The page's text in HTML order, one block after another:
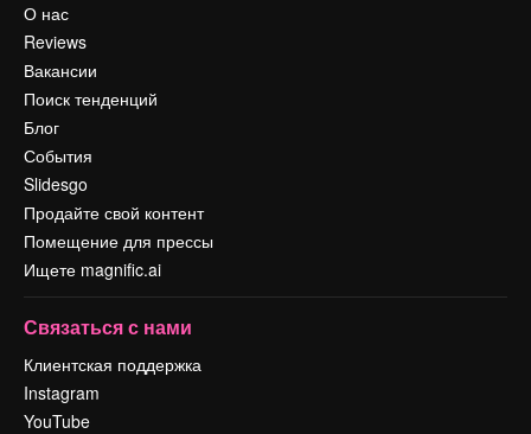
О нас
Reviews
Вакансии
Поиск тенденций
Блог
События
Slidesgo
Продайте свой контент
Помещение для прессы
Ищете magnific.ai
Связаться с нами
Клиентская поддержка
Instagram
YouTube